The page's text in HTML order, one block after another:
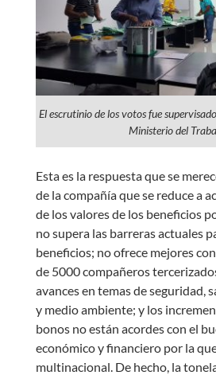
El escrutinio de los votos fue
Ministerio del
Esta es la respuesta que se
de la compañía que se reduce a
de los valores de los beneficios
no supera las barreras actuales
beneficios; no ofrece mejores
de 5000 compañeros
avances en temas de seguridad,
y medio ambiente; y los
bonos no están acordes con el
económico y financiero por la
multinacional. De hecho, la